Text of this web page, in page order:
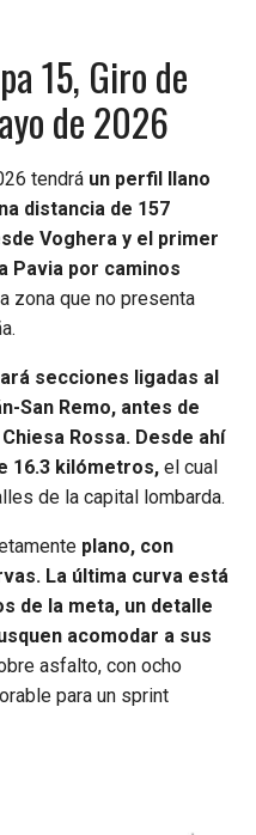
15, Giro de
de 2026
tendrá un perfil llano
distancia de 157
Voghera y el primer
Pavia por caminos
zona que no presenta
secciones ligadas al
San Remo, antes de
Rossa. Desde ahí
16.3 kilómetros, el cual
de la capital lombarda.
plano, con
La última curva está
de la meta, un detalle
acomodar a sus
asfalto, con ocho
para un sprint